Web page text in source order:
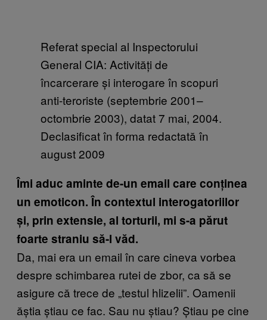
Referat special al Inspectorului
General CIA: Activități de
încarcerare și interogare în scopuri
anti-teroriste (septembrie 2001–
octombrie 2003), datat 7 mai, 2004.
Declasificat în forma redactată în
august 2009
Îmi aduc aminte de-un email care conținea
un emoticon. În contextul interogatoriilor
și, prin extensie, al torturii, mi s-a părut
foarte straniu să-l văd.
Da, mai era un email în care cineva vorbea
despre schimbarea rutei de zbor, ca să se
asigure că trece de „testul hlizelii”. Oamenii
ăștia știau ce fac. Sau nu știau? Știau pe cine